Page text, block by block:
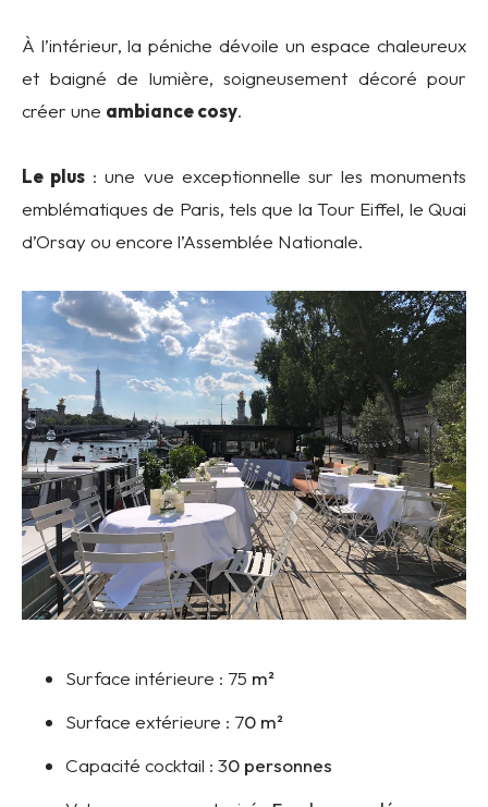
À l’intérieur, la péniche dévoile un espace chaleureux
et baigné de lumière, soigneusement décoré pour
créer une ambiance cosy.
Le plus : une vue exceptionnelle sur les monuments
emblématiques de Paris, tels que la Tour Eiffel, le Quai
d’Orsay ou encore l’Assemblée Nationale.
Surface intérieure : 75 m²
Surface extérieure : 70 m²
Capacité cocktail : 30 personnes